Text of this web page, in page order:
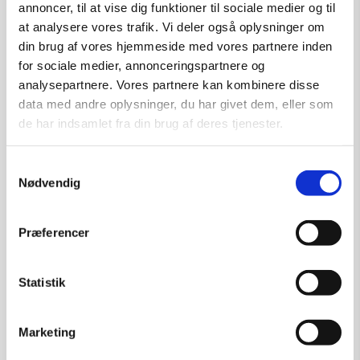
annoncer, til at vise dig funktioner til sociale medier og til
at analysere vores trafik. Vi deler også oplysninger om
din brug af vores hjemmeside med vores partnere inden
for sociale medier, annonceringspartnere og
analysepartnere. Vores partnere kan kombinere disse
data med andre oplysninger, du har givet dem, eller som
de har indsamlet fra din brug af deres tjenester.
Nødvendig
Præferencer
Statistik
Marketing